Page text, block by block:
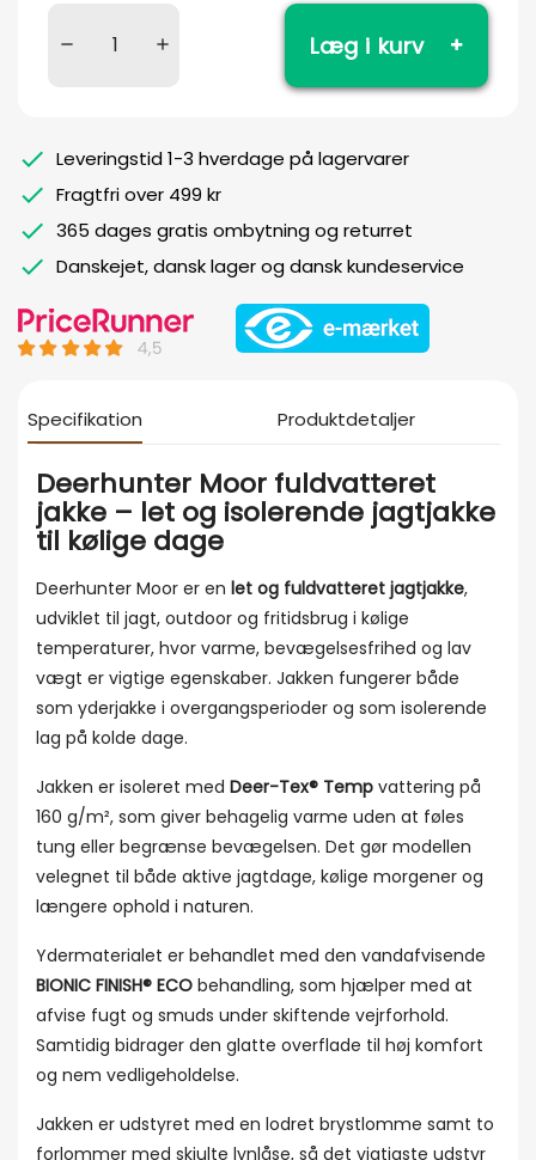
Læg i kurv
Leveringstid 1-3 hverdage på lagervarer
Fragtfri over 499 kr
365 dages gratis ombytning og returret
Danskejet, dansk lager og dansk kundeservice
Specifikation Produktdetaljer
Deerhunter Moor fuldvatteret
jakke – let og isolerende jagtjakke
til kølige dage
Deerhunter Moor er en let og fuldvatteret jagtjakke,
udviklet til jagt, outdoor og fritidsbrug i kølige
temperaturer, hvor varme, bevægelsesfrihed og lav
vægt er vigtige egenskaber. Jakken fungerer både
som yderjakke i overgangsperioder og som isolerende
lag på kolde dage.
Jakken er isoleret med Deer-Tex® Temp vattering på
160 g/m², som giver behagelig varme uden at føles
tung eller begrænse bevægelsen. Det gør modellen
velegnet til både aktive jagtdage, kølige morgener og
længere ophold i naturen.
Ydermaterialet er behandlet med den vandafvisende
BIONIC FINISH® ECO behandling, som hjælper med at
afvise fugt og smuds under skiftende vejrforhold.
Samtidig bidrager den glatte overflade til høj komfort
og nem vedligeholdelse.
Jakken er udstyret med en lodret brystlomme samt to
forlommer med skjulte lynlåse, så det vigtigste udstyr